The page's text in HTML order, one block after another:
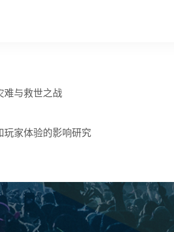
难与救世之战
玩家体验的影响研究